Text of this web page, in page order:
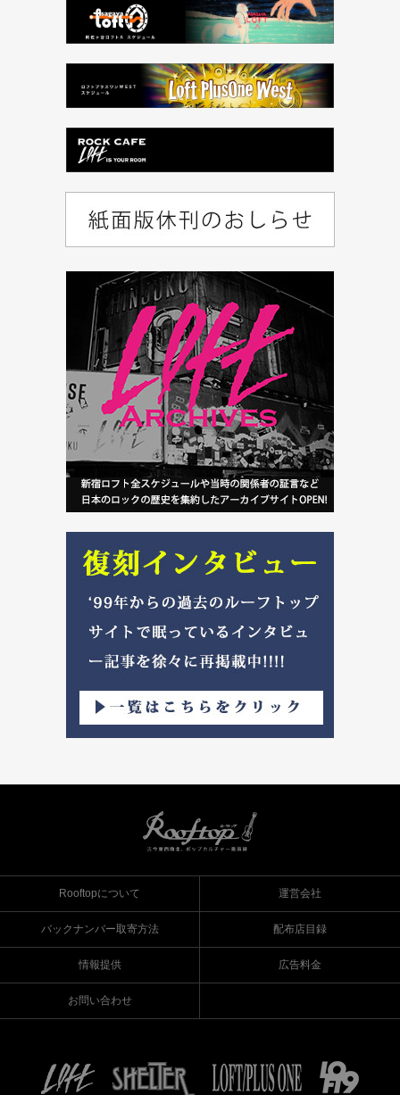
Rooftopについて 運営会社
バックナンバー取寄方法 配布店目録
情報提供 広告料金
お問い合わせ